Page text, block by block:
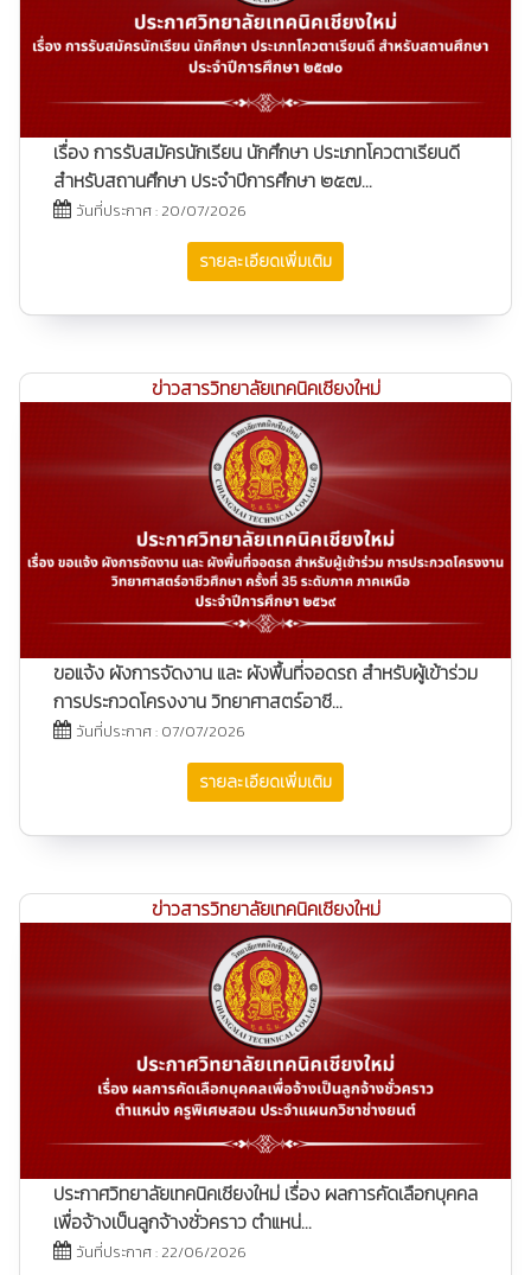
เรื่อง การรับสมัครนักเรียน นักศึกษา ประเภทโควตาเรียนดี
สำหรับสถานศึกษา ประจำปีการศึกษา ๒๕๗...
วันที่ประกาศ : 20/07/2026
รายละเอียดเพิ่มเติม
ข่าวสารวิทยาลัยเทคนิคเชียงใหม่
ขอแจ้ง ผังการจัดงาน และ ผังพื้นที่จอดรถ สำหรับผู้เข้าร่วม
การประกวดโครงงาน วิทยาศาสตร์อาชี...
วันที่ประกาศ : 07/07/2026
รายละเอียดเพิ่มเติม
ข่าวสารวิทยาลัยเทคนิคเชียงใหม่
ประกาศวิทยาลัยเทคนิคเชียงใหม่ เรื่อง ผลการคัดเลือกบุคคล
เพื่อจ้างเป็นลูกจ้างชั่วคราว ตำแหน่...
วันที่ประกาศ : 22/06/2026